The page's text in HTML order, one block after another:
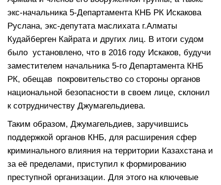
экс-начальника 5-Департамента КНБ РК Искакова
Руслана, экс-депутата маслихата г.Алматы
Кудайберген Кайрата и других лиц. В итоги судом
было установлено, что в 2016 году Искаков, будучи
заместителем начальника 5-го Департамента КНБ
РК, обещав покровительство со стороны органов
национальной безопасности в своем лице, склонил
к сотрудничеству Джумагельдиева.
Таким образом, Джумагельдиев, заручившись
поддержкой органов КНБ, для расширения сфер
криминального влияния на территории Казахстана и
за её пределами, приступил к формированию
преступной организации. Для этого на ключевые